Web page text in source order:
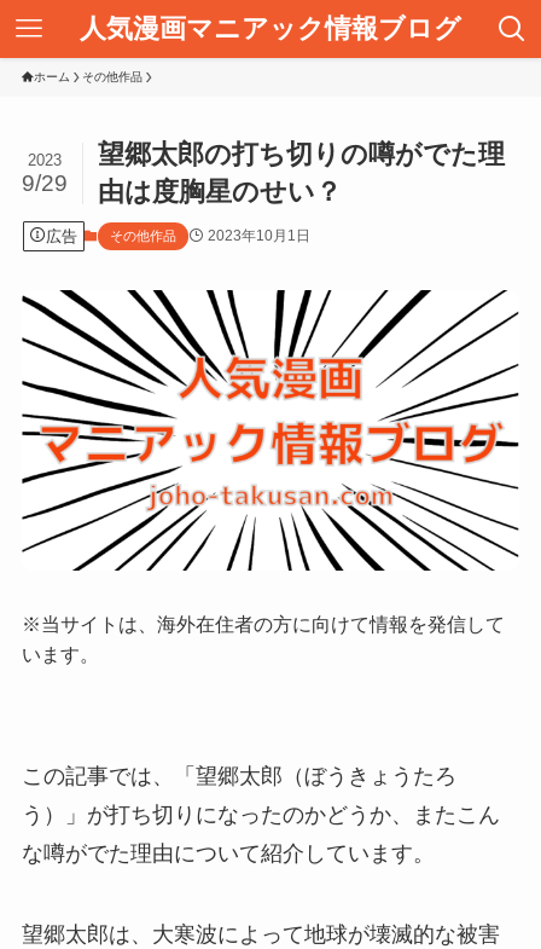
人気漫画マニアック情報ブログ
ホーム その他作品
望郷太郎の打ち切りの噂がでた理
由は度胸星のせい？
2023
9/29
広告 その他作品 2023年10月1日
※当サイトは、海外在住者の方に向けて情報を発信して
います。
この記事では、「望郷太郎（ぼうきょうたろ
う）」が打ち切りになったのかどうか、またこん
な噂がでた理由について紹介しています。
望郷太郎は、大寒波によって地球が壊滅的な被害